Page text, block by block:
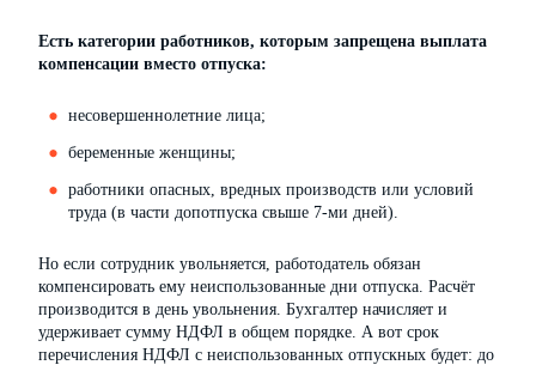
Есть категории работников, которым запрещена выплата
компенсации вместо отпуска:
несовершеннолетние лица;
беременные женщины;
работники опасных, вредных производств или условий
труда (в части допотпуска свыше 7-ми дней).
Но если сотрудник увольняется, работодатель обязан
компенсировать ему неиспользованные дни отпуска. Расчёт
производится в день увольнения. Бухгалтер начисляет и
удерживает сумму НДФЛ в общем порядке. А вот срок
перечисления НДФЛ с неиспользованных отпускных будет: до